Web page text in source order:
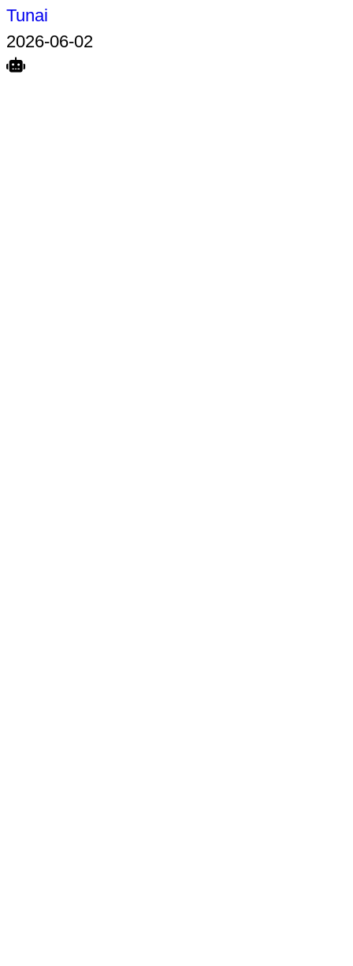
Tunai
2026-06-02